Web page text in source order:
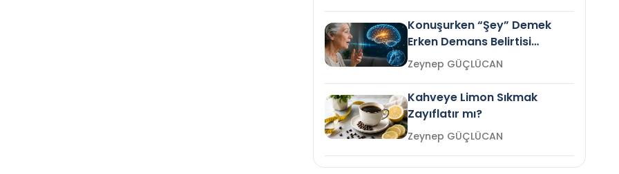
Konuşurken “Şey” Demek
Erken Demans Belirtisi
Olabilir mi?Zeynep GÜÇLÜCAN
Kahveye Limon Sıkmak
Zayıflatır mı?
Zeynep GÜÇLÜCAN